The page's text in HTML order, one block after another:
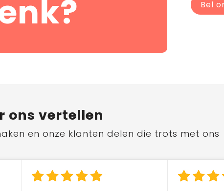
Bel
ons vertellen
en onze klanten delen die trots met ons